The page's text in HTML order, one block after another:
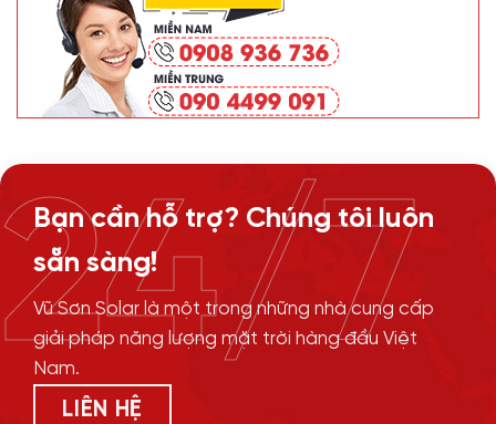
Bạn cần hỗ trợ? Chúng tôi luôn
sẵn sàng!
Vũ Sơn Solar là một trong những nhà cung cấp
giải pháp năng lượng mặt trời hàng đầu Việt
Nam.
LIÊN HỆ
24/7